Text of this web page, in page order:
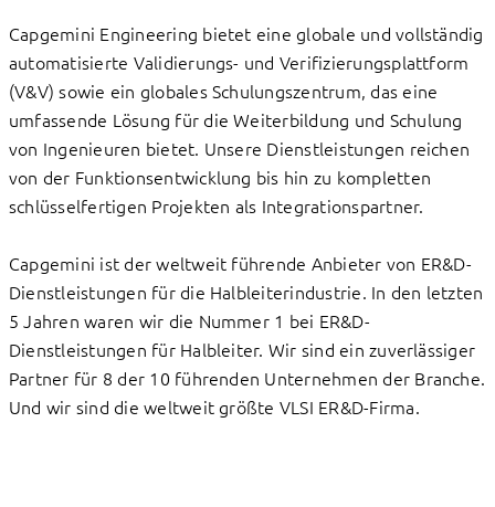
Capgemini Engineering bietet eine globale und vollständig
automatisierte Validierungs- und Verifizierungsplattform
(V&V) sowie ein globales Schulungszentrum, das eine
umfassende Lösung für die Weiterbildung und Schulung
von Ingenieuren bietet. Unsere Dienstleistungen reichen
von der Funktionsentwicklung bis hin zu kompletten
schlüsselfertigen Projekten als Integrationspartner.
Capgemini ist der weltweit führende Anbieter von ER&D-
Dienstleistungen für die Halbleiterindustrie. In den letzten
5 Jahren waren wir die Nummer 1 bei ER&D-
Dienstleistungen für Halbleiter. Wir sind ein zuverlässiger
Partner für 8 der 10 führenden Unternehmen der Branche.
Und wir sind die weltweit größte VLSI ER&D-Firma.